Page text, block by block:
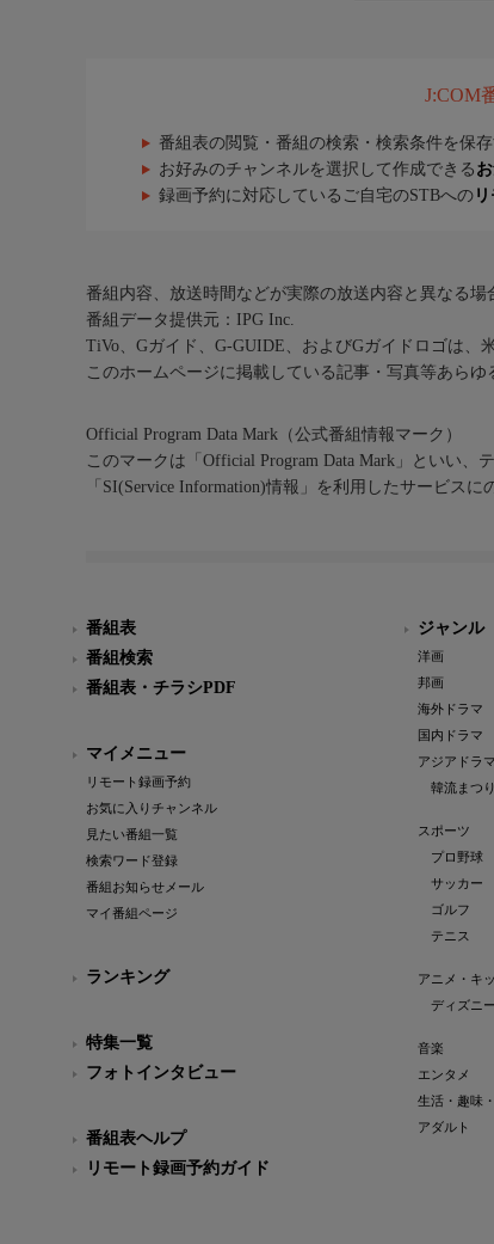
J:COM
番組表の閲覧・番組の検索・検索条件を保
お好みのチャンネルを選択して作成できる
録画予約に対応しているご自宅のSTBへの
番組内容、放送時間などが実際の放送内容と異なる場
番組データ提供元：IPG Inc.
TiVo、Gガイド、G-GUIDE、およびGガイドロゴは、
このホームページに掲載している記事・写真等あらゆ
Official Program Data Mark（公式番組情報マーク）
このマークは「Official Program Data Mark」といい、
「SI(Service Information)情報」を利用したサービスに
番組表
番組検索
番組表・チラシPDF
マイメニュー
リモート録画予約
お気に入りチャンネル
見たい番組一覧
検索ワード登録
番組お知らせメール
マイ番組ページ
ランキング
特集一覧
フォトインタビュー
番組表ヘルプ
リモート録画予約ガイド
ジャンル
洋画
邦画
海外ドラマ
国内ドラマ
アジアドラマ
韓流まつり
スポーツ
プロ野球
サッカー
ゴルフ
テニス
アニメ・キ
ディズニー
音楽
エンタメ
生活・趣味
アダルト